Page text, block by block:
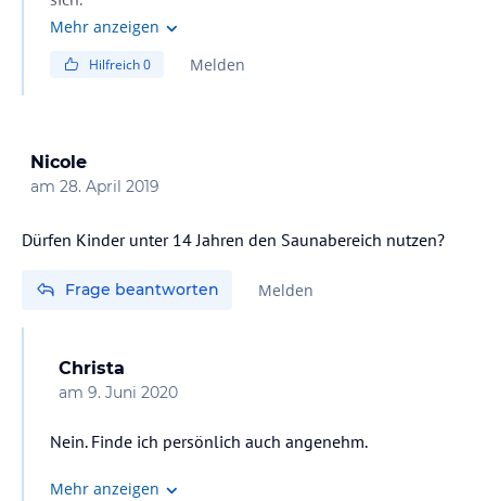
Mehr anzeigen
Hilfreich0 Melden
Nicole
am 28. April 2019
Dürfen Kinder unter 14 Jahren den Saunabereich nutzen?
Frage beantworten Melden
Christa
am 9. Juni 2020
Nein. Finde ich persönlich auch angenehm.
Mehr anzeigen